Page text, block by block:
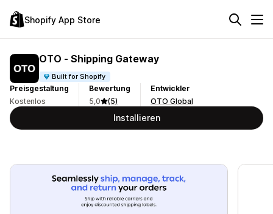
Shopify App Store
OTO ‑ Shipping Gateway
Built for Shopify
Preisgestaltung
Kostenlos
Bewertung
5,0
(5)
Entwickler
OTO Global
Installieren